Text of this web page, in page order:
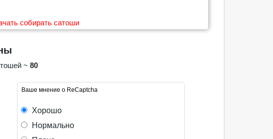
собирать сатоши
~ 80
Ваше мнение о ReCaptcha
Хорошо
Нормально